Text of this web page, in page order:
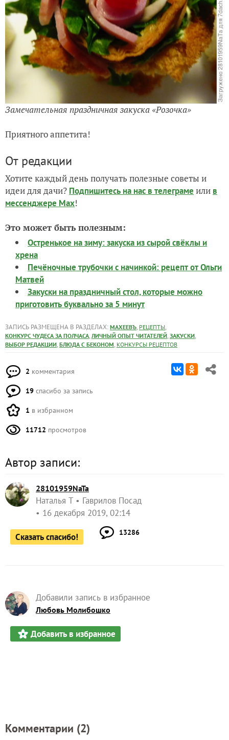
Замечательная праздничная закуска «Розочка»
Приятного аппетита!
От редакции
Хотите каждый день получать полезные советы и
идеи для дачи? Подпишитесь на нас в телеграме или в
мессенджере Max!
Это может быть полезным:
Остренькое на зиму: закуска из сырой свёклы и
хрена
Печёночные трубочки с начинкой: рецепт от Ольги
Матвей
Закуски на праздничный стол, которые можно
приготовить буквально за 5 минут
ЗАПИСЬ РАЗМЕЩЕНА В РАЗДЕЛАХ: МАХЕЕВЪ, РЕЦЕПТЫ,
КОНКУРС ЧУДЕСА ЗА ПОЛЧАСА, ЛИЧНЫЙ ОПЫТ ЧИТАТЕЛЕЙ, ЗАКУСКИ,
ВЫБОР РЕДАКЦИИ, БЛЮДА С БЕКОНОМ, КОНКУРСЫ РЕЦЕПТОВ
2 комментария
19 спасибо за запись
1 в избранном
11712 просмотров
Автор записи:
28101959NaTa
Наталья Т
Гаврилов Посад
16 декабря 2019, 02:14
Сказать спасибо! 13286
Добавили запись в избранное
Любовь Молибошко
Добавить в избранное
Комментарии (2)